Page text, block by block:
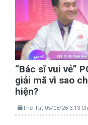
“Bác sĩ vui vẻ”
giải mã vì sao
hiện?
Thứ Tư, 05/08/26 3:13